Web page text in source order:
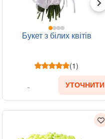
Букет з білих квітів
(1)
УТОЧНИТИ